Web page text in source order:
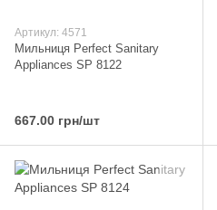
Артикул: 4571
Мильниця Perfect Sanitary
Appliances SP 8122
667.00 грн/шт